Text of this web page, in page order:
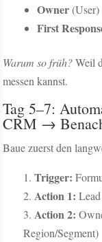
Owner(User)
First
Warum so früh?Weil
messen kannst.
Tag 5–7:
CRM →
Baue zuerst den
Trigger:
Action 1:
Action 2:
Region/Segment)